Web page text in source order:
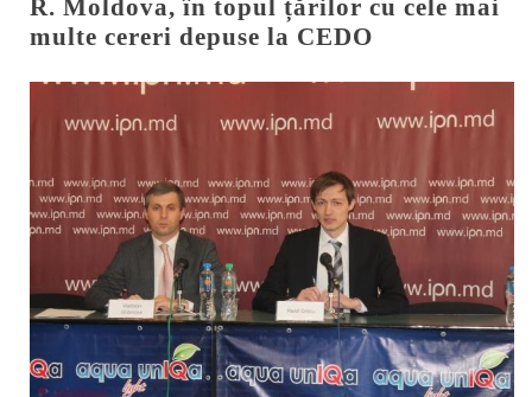
R. Moldova, în topul țărilor cu cele mai
multe cereri depuse la CEDO